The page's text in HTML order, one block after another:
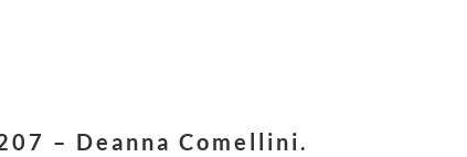
– Deanna Comellini.